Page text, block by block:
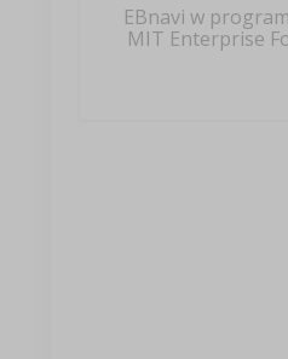
EBnavi w
MIT Enterprise